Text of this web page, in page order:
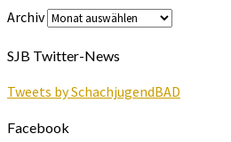
Archiv
SJB Twitter-News
Tweets by SchachjugendBAD
Facebook